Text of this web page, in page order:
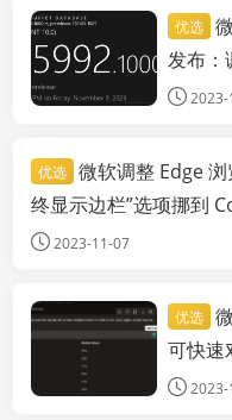
科技资讯
优选
发布：
zip、
优选 微软调整 Edge
终显示边栏”选项挪到
2023-11-07
科技资讯
优选
可快速